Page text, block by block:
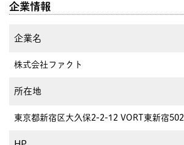
企業情報
企業名
株式会社ファクト
所在地
東京都新宿区大久保2-2-12 VORT東新宿502